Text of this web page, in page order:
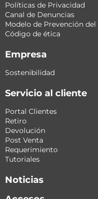
Políticas de Privacidad
Canal de Denuncias
Modelo de Prevención
Código de ética
Empresa
Sostenibilidad
Servicio al cliente
Portal Clientes
Retiro
Devolución
Post Venta
Requerimiento
Tutoriales
Noticias